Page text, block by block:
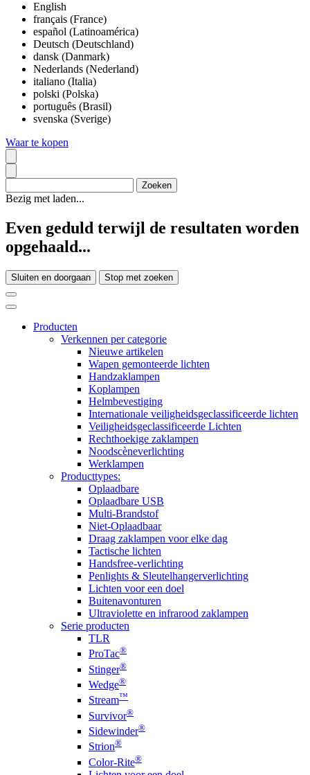
English
français (France)
español (Latinoamérica)
Deutsch (Deutschland)
dansk (Danmark)
Nederlands (Nederland)
italiano (Italia)
polski (Polska)
português (Brasil)
svenska (Sverige)
Waar te kopen
Bezig met laden...
Even geduld terwijl de resultaten worden
opgehaald...
Sluiten en doorgaan Stop met zoeken
Producten
Verkennen per categorie
Nieuwe artikelen
Wapen gemonteerde lichten
Handzaklampen
Koplampen
Helmbevestiging
Internationale veiligheidsgeclassificeerde lichten
Veiligheidsgeclassificeerde Lichten
Rechthoekige zaklampen
Noodscèneverlichting
Werklampen
Producttypes:
Oplaadbare
Oplaadbare USB
Multi-Brandstof
Niet-Oplaadbaar
Draag zaklampen voor elke dag
Tactische lichten
Handsfree-verlichting
Penlights & Sleutelhangerverlichting
Lichten voor een doel
Buitenavonturen
Ultraviolette en infrarood zaklampen
Serie producten
TLR
ProTac®
Stinger®
Wedge®
Stream™
Survivor®
Sidewinder®
Strion®
Color-Rite®